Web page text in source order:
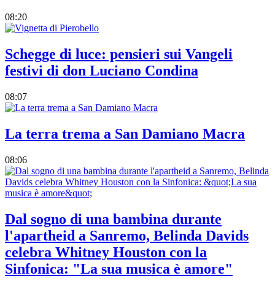
08:20
Schegge di luce: pensieri sui Vangeli
festivi di don Luciano Condina
08:07
La terra trema a San Damiano Macra
08:06
Dal sogno di una bambina durante
l'apartheid a Sanremo, Belinda Davids
celebra Whitney Houston con la
Sinfonica: "La sua musica è amore"